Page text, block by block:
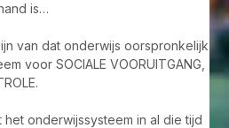
is…
van dat onderwijs oorspronkelijk
voor SOCIALE VOORUITGANG,
onderwijssysteem in al die tijd